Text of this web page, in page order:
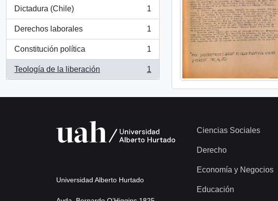
Dictadura (Chile)
, 1 resultados
1
Derechos laborales
, 1 resultados
1
Constitución política
, 1 resultados
1
Teología de la liberación
, 1 resultados
1
Universidad Alberto Hurtado
Ciencias Sociales
Derecho
Economía y Negocios
Educación